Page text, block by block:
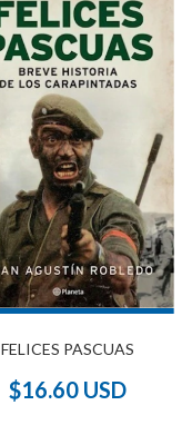
FELICES PASCUAS
$16.60 USD